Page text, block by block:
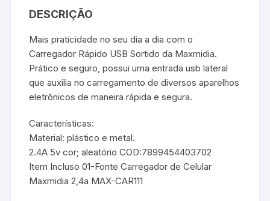
DESCRIÇÃO
Mais praticidade no seu dia a dia com o
Carregador Rápido USB Sortido da Maxmidia.
Prático e seguro, possui uma entrada usb lateral
que auxilia no carregamento de diversos aparelhos
eletrônicos de maneira rápida e segura.
Características:
Material: plástico e metal.
2.4A 5v cor; aleatório COD:7899454403702
Item Incluso 01-Fonte Carregador de Celular
Maxmidia 2,4a MAX-CAR111